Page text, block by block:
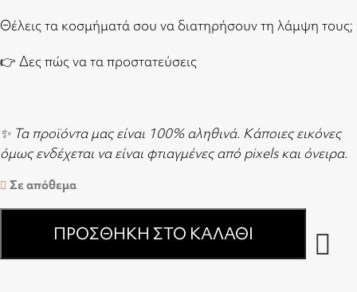
Θέλεις τα κοσμήματά σου να διατηρήσουν τη λάμψη τους;
👉 Δες πώς να τα προστατεύσεις
✨ Τα προϊόντα μας είναι 100% αληθινά. Κάποιες εικόνες
όμως ενδέχεται να είναι φτιαγμένες από pixels και όνειρα.
Σε απόθεμα
ΠΡΟΣΘΉΚΗ ΣΤΟ ΚΑΛΆΘΙ